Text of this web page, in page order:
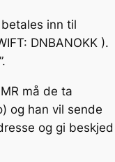
inn til
DNBANOKK ).
må de ta
og han vil sende
og gi beskjed